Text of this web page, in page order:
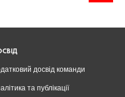
досвід команди
та публікації